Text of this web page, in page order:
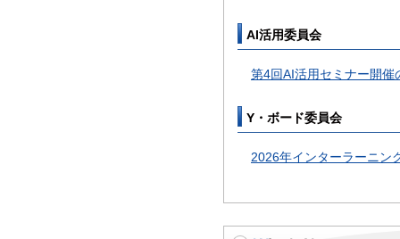
AI活用委員会
第4回AI活用セミナー開催
Y・ボード委員会
2026年インターラーニン